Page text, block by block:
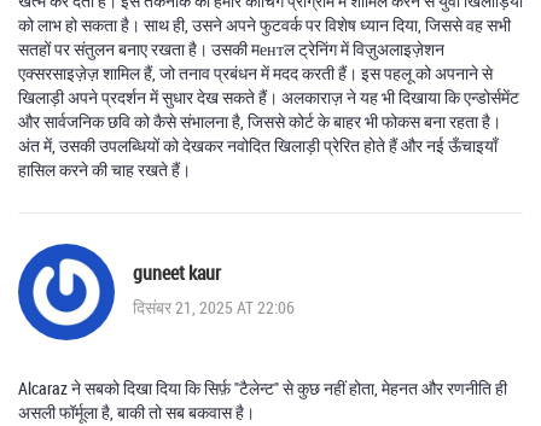
को लाभ हो सकता है। साथ ही, उसने अपने फुटवर्क पर विशेष ध्यान दिया, जिससे वह सभी
सतहों पर संतुलन बनाए रखता है। उसकी मентल ट्रेनिंग में विज़ुअलाइज़ेशन
एक्सरसाइज़ेज़ शामिल हैं, जो तनाव प्रबंधन में मदद करती हैं। इस पहलू को अपनाने से
खिलाड़ी अपने प्रदर्शन में सुधार देख सकते हैं। अलकाराज़ ने यह भी दिखाया कि एन्डोर्समेंट
और सार्वजनिक छवि को कैसे संभालना है, जिससे कोर्ट के बाहर भी फोकस बना रहता है।
अंत में, उसकी उपलब्धियों को देखकर नवोदित खिलाड़ी प्रेरित होते हैं और नई ऊँचाइयाँ
हासिल करने की चाह रखते हैं।
guneet kaur
दिसंबर 21, 2025 AT 22:06
Alcaraz ने सबको दिखा दिया कि सिर्फ़ "टैलेन्ट" से कुछ नहीं होता, मेहनत और रणनीति ही
असली फॉर्मूला है, बाकी तो सब बकवास है।